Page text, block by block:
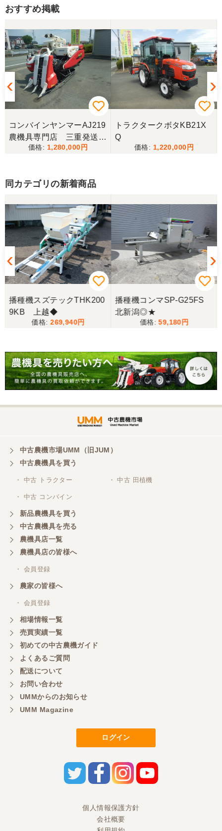
物は2台出ていて、当初安い方を購入予定でした。
しかしそちらは売れてしまったとの事でしたので、5
万円ほど高い方を購入させて頂きました。 引き取り
に伺い持ち帰りましたが、出品画像と違い確認した
所、安い方を渡されました。 出品者に問い合わせま
したが、高い方は「先に購入した者が引き取り済み
で安い方でお願いしたい」との事。 では先の安い方
との差額分を返金と交渉しましたが、「難しい」と
の事。カバーが脱落していて、使用に難が有る事を
伝えたところ、そのカバー代金で妥協する事になり
ました。 「管理する者が間違えて管理番号を貼り付
けた」 といっておりましたが、とても残念な気持
うな間違いが無いように改善して欲しいです。
とうございました。
東京都／yuikanoa
いろいろな質問にもすぐに答えていただき 引き取り
時にも親切な対応をありがとうございました。又機
会があれば宜しくお願いします。ありがとうござい
ます。
エンジンが一発でかかり嬉しかったです。
対応が良く、機械も良いようです。
東京都／購入者
東京都／がーさん
その日に評価しましたが届いてませんか？ 届いてな
ければ再度送信しますが。 大橋粉砕機です。
東京都／がーさん
なんだかんだ積み込みまでして頂き助かりました！
東京都／おちゃ
東京都／あきら
いいたします。
東京都／もっくん
担当者さんの対応が素晴らしい！ とても気分の良
しています。
迅速な取引有難うございました
東京都／大西
とても迅速で丁寧なご対応ありがとうございまし
ておりますので、どうぞ宜しくお願い申し上げま
おすすめ掲載
コンバインヤンマーAJ219
農機具専門店 三重発送整
備済み
1,280,000
トラクタークボタKB21X
Q
1,220,000
同カテゴリの新着商品
播種機スズテックTHK200
9KB 上越◆
269,940
播種機コンマSP-G25FS
北新潟◎★
59,180
中古農機市場UMM（旧JUM）
中古農機具を買う
・ 中古 トラクター ・ 中古 田植機
・ 中古 コンバイン
新品農機具を買う
中古農機具を売る
農機具店一覧
農機具店の皆様へ
・ 会員登録
農家の皆様へ
・ 会員登録
相場情報一覧
売買実績一覧
初めての中古農機ガイド
よくあるご質問
配送について
お問い合わせ
UMMからのお知らせ
UMM Magazine
ログイン
個人情報保護方針
会社概要